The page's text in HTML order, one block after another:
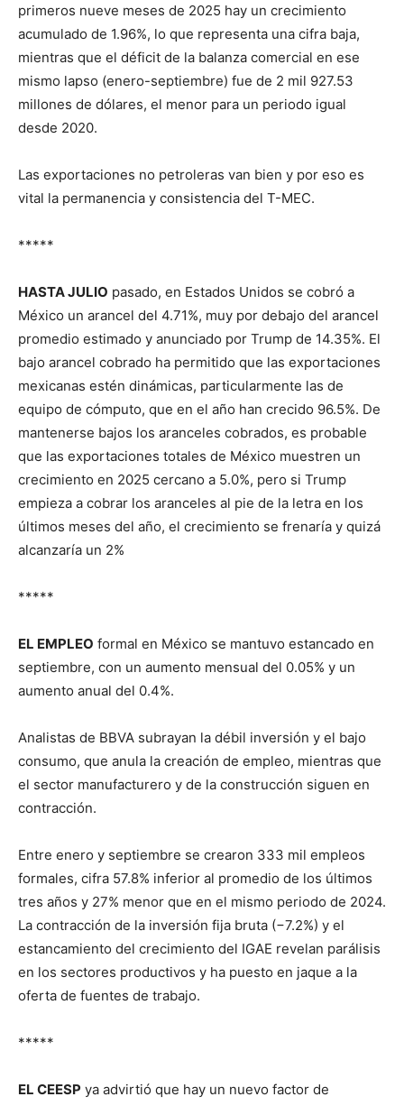
primeros nueve meses de 2025 hay un crecimiento
acumulado de 1.96%, lo que representa una cifra baja,
mientras que el déficit de la balanza comercial en ese
mismo lapso (enero-septiembre) fue de 2 mil 927.53
millones de dólares, el menor para un periodo igual
desde 2020.
Las exportaciones no petroleras van bien y por eso es
vital la permanencia y consistencia del T-MEC.
*****
HASTA JULIO pasado, en Estados Unidos se cobró a
México un arancel del 4.71%, muy por debajo del arancel
promedio estimado y anunciado por Trump de 14.35%. El
bajo arancel cobrado ha permitido que las exportaciones
mexicanas estén dinámicas, particularmente las de
equipo de cómputo, que en el año han crecido 96.5%. De
mantenerse bajos los aranceles cobrados, es probable
que las exportaciones totales de México muestren un
crecimiento en 2025 cercano a 5.0%, pero si Trump
empieza a cobrar los aranceles al pie de la letra en los
últimos meses del año, el crecimiento se frenaría y quizá
alcanzaría un 2%
*****
EL EMPLEO formal en México se mantuvo estancado en
septiembre, con un aumento mensual del 0.05% y un
aumento anual del 0.4%.
Analistas de BBVA subrayan la débil inversión y el bajo
consumo, que anula la creación de empleo, mientras que
el sector manufacturero y de la construcción siguen en
contracción.
Entre enero y septiembre se crearon 333 mil empleos
formales, cifra 57.8% inferior al promedio de los últimos
tres años y 27% menor que en el mismo periodo de 2024.
La contracción de la inversión fija bruta (−7.2%) y el
estancamiento del crecimiento del IGAE revelan parálisis
en los sectores productivos y ha puesto en jaque a la
oferta de fuentes de trabajo.
*****
EL CEESP ya advirtió que hay un nuevo factor de